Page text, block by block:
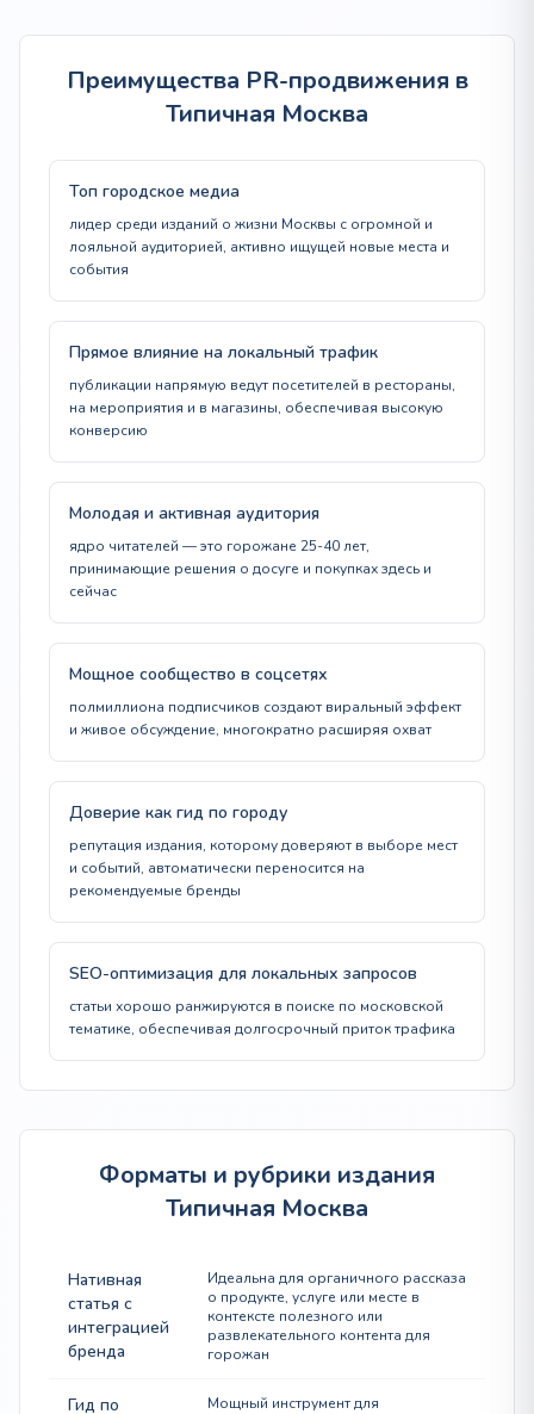
Преимущества PR-продвижения в
Типичная Москва
Топ городское медиа
лидер среди изданий о жизни Москвы с огромной и
лояльной аудиторией, активно ищущей новые места и
события
Прямое влияние на локальный трафик
публикации напрямую ведут посетителей в рестораны,
на мероприятия и в магазины, обеспечивая высокую
конверсию
Молодая и активная аудитория
ядро читателей — это горожане 25-40 лет,
принимающие решения о досуге и покупках здесь и
сейчас
Мощное сообщество в соцсетях
полмиллиона подписчиков создают виральный эффект
и живое обсуждение, многократно расширяя охват
Доверие как гид по городу
репутация издания, которому доверяют в выборе мест
и событий, автоматически переносится на
рекомендуемые бренды
SEO-оптимизация для локальных запросов
статьи хорошо ранжируются в поиске по московской
тематике, обеспечивая долгосрочный приток трафика
Форматы и рубрики издания
Типичная Москва
Нативная
статья с
интеграцией
бренда
Идеальна для органичного рассказа
о продукте, услуге или месте в
контексте полезного или
развлекательного контента для
горожан
Гид по
Мощный инструмент для